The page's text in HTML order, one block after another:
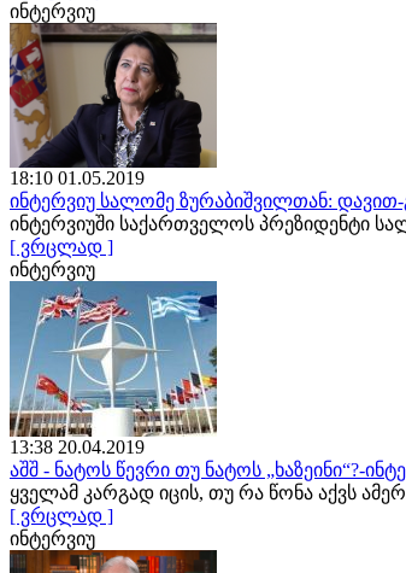
ინტერვიუ
18:10 01.05.2019
ინტერვიუ სალომე ზურაბიშვილთან:
ინტერვიუში საქართველოს პრეზიდენტი
[ ვრცლად ]
ინტერვიუ
13:38 20.04.2019
აშშ - ნატოს წევრი თუ ნატოს „ხაზეინი“?-
ყველამ კარგად იცის, თუ რა წონა აქვს
[ ვრცლად ]
ინტერვიუ